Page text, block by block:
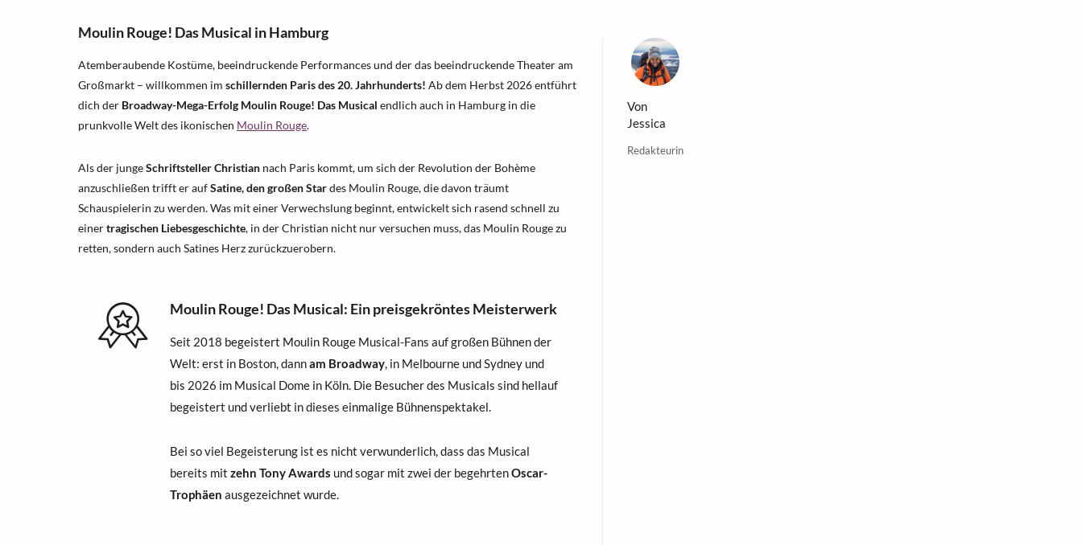
Moulin Rouge! Das Musical in Hamburg
Atemberaubende Kostüme, beeindruckende Performances und der das beeindruckende Theater am
Großmarkt – willkommen im schillernden Paris des 20. Jahrhunderts! Ab dem Herbst 2026 entführt
dich der Broadway-Mega-Erfolg Moulin Rouge! Das Musical endlich auch in Hamburg in die
prunkvolle Welt des ikonischen Moulin Rouge.
Als der jungeSchriftsteller Christian nach Paris kommt, um sich der Revolution der Bohème
anzuschließen trifft er aufSatine, den großen Stardes Moulin Rouge, die davon träumt
Schauspielerin zu werden. Was mit einer Verwechslung beginnt, entwickelt sich rasend schnell zu
einertragischen Liebesgeschichte, in der Christian nicht nur versuchen muss, das Moulin Rouge zu
retten, sondern auch Satines Herz zurückzuerobern.
Moulin Rouge! Das Musical: Ein preisgekröntes Meisterwerk
Seit 2018 begeistert Moulin Rouge Musical-Fans auf großen Bühnen der
Welt: erst in Boston, dannam Broadway, in Melbourne und Sydney und
bis 2026 im Musical Dome in Köln. Die Besucher des Musicals sind hellauf
begeistert und verliebt in dieses einmalige Bühnenspektakel.
Bei so viel Begeisterung ist es nicht verwunderlich, dass das Musical
bereits mit zehn Tony Awards und sogar mit zwei der begehrtenOscar-
Trophäen ausgezeichnet wurde.
Von
Jessica
Redakteurin